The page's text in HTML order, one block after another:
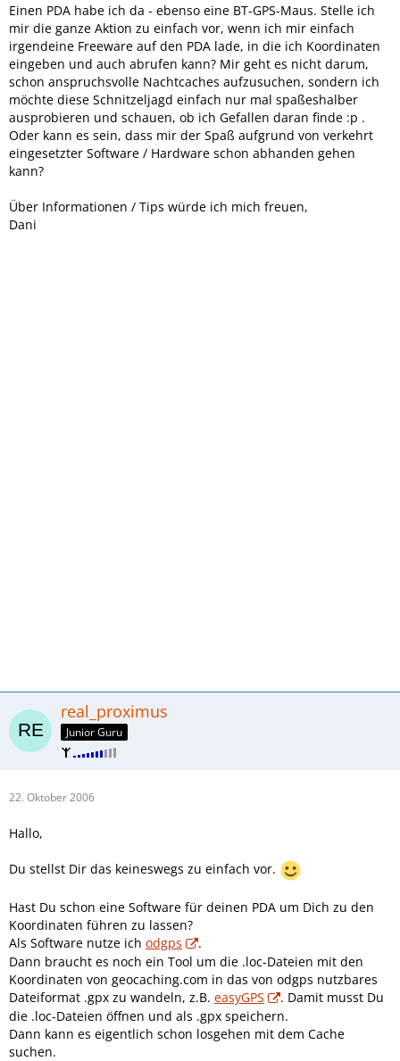
Einen PDA habe ich da - ebenso eine BT-GPS-Maus. Stelle ich
mir die ganze Aktion zu einfach vor, wenn ich mir einfach
irgendeine Freeware auf den PDA lade, in die ich Koordinaten
eingeben und auch abrufen kann? Mir geht es nicht darum,
schon anspruchsvolle Nachtcaches aufzusuchen, sondern ich
möchte diese Schnitzeljagd einfach nur mal spaßeshalber
ausprobieren und schauen, ob ich Gefallen daran finde :p .
Oder kann es sein, dass mir der Spaß aufgrund von verkehrt
eingesetzter Software / Hardware schon abhanden gehen
kann?
Über Informationen / Tips würde ich mich freuen,
Dani
real_proximus
Junior Guru
22. Oktober 2006
Hallo,
Du stellst Dir das keineswegs zu einfach vor.
Hast Du schon eine Software für deinen PDA um Dich zu den
Koordinaten führen zu lassen?
Als Software nutze ich odgps
.
Dann braucht es noch ein Tool um die .loc-Dateien mit den
Koordinaten von geocaching.com in das von odgps nutzbares
Dateiformat .gpx zu wandeln, z.B. easyGPS
. Damit musst Du
die .loc-Dateien öffnen und als .gpx speichern.
Dann kann es eigentlich schon losgehen mit dem Cache
suchen.